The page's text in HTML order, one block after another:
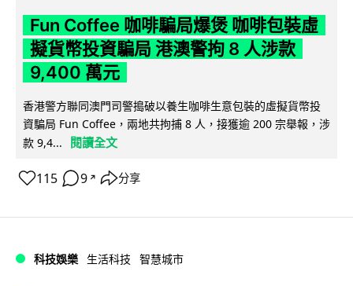
Fun Coffee 咖啡騙局爆煲 咖啡包裝虛
擬貨幣投資騙局 港澳警拘 8 人涉款
9,400 萬元
香港警方聯同澳門司警搗破以養生咖啡生意包裝的虛擬貨幣投
資騙局 Fun Coffee，兩地共拘捕 8 人，接獲逾 200 宗舉報，涉
款 9,4...
閱讀全文
115 9 ↗ 分享
科技娛樂 生活科技 智慧城市